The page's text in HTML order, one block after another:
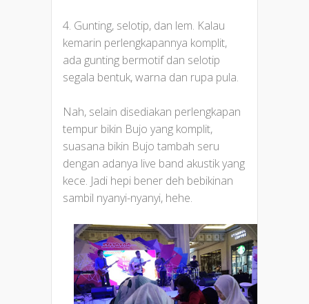
4. Gunting, selotip, dan lem. Kalau
kemarin perlengkapannya komplit,
ada gunting bermotif dan selotip
segala bentuk, warna dan rupa pula.
Nah, selain disediakan perlengkapan
tempur bikin Bujo yang komplit,
suasana bikin Bujo tambah seru
dengan adanya live band akustik yang
kece. Jadi hepi bener deh bebikinan
sambil nyanyi-nyanyi, hehe.